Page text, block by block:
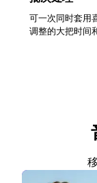
可一次同时套用
调整的大把时间